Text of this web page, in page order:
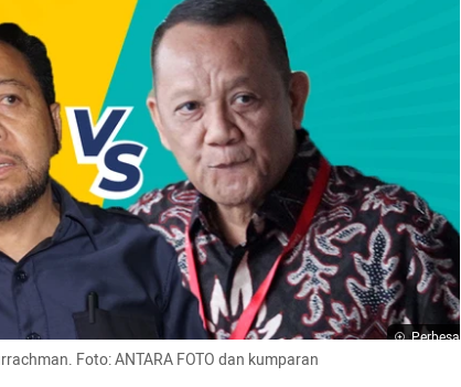
Perbesar
Foto: ANTARA FOTO dan kumparan